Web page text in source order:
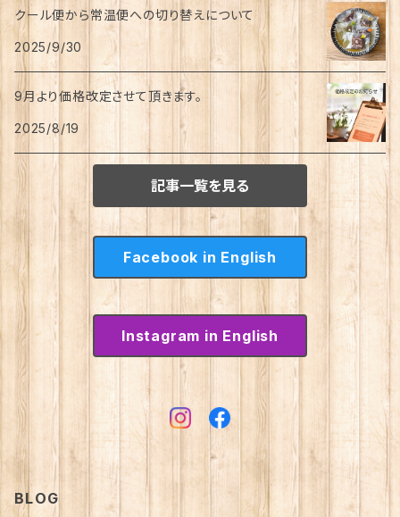
クール便から常温便への切り替えについて
2025/9/30
9月より価格改定させて頂きます。
2025/8/19
記事一覧を見る
Facebook in English
Instagram in English
BLOG